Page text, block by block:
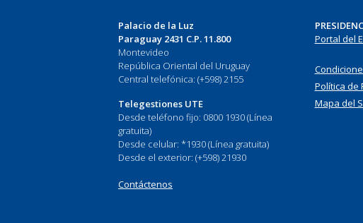
Palacio de la Luz
Paraguay 2431 C.P. 11.800
Montevideo
República Oriental del Uruguay
Central telefónica: (+598) 2155
Telegestiones UTE
Desde teléfono fijo: 0800 1930 (Línea
gratuita)
Desde celular: *1930 (Línea gratuita)
Desde el exterior: (+598) 21930
Contáctenos
Portal del
Política de
Mapa del